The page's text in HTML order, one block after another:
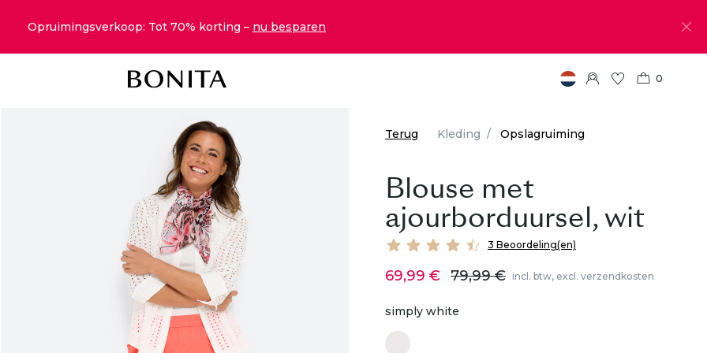
Opruimingsverkoop: Tot 70% korting – nu besparen
0
Terug Kleding Opslagruiming
Blouse met
ajourborduursel, wit
3 Beoordeling(en)
69,99 € 79,99 € incl. btw, excl. verzendkosten
simply white